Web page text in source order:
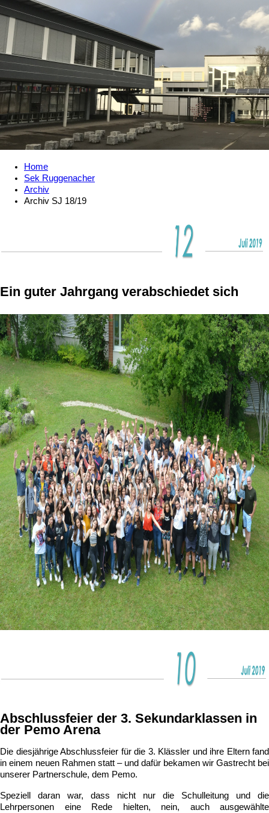
Home
Sek Ruggenacher
Archiv
Archiv SJ 18/19
Ein guter Jahrgang verabschiedet sich
Abschlussfeier der 3. Sekundarklassen in
der Pemo Arena
Die diesjährige Abschlussfeier für die 3. Klässler und ihre Eltern fand
in einem neuen Rahmen statt – und dafür bekamen wir Gastrecht bei
unserer Partnerschule, dem Pemo.
Speziell daran war, dass nicht nur die Schulleitung und die
Lehrpersonen eine Rede hielten, nein, auch ausgewählte